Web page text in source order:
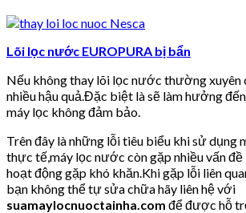
Lõi lọc nước EUROPURA bị bẩn
Nếu không thay lõi lọc nước thường xuyên
nhiều hậu quả.Đặc biệt là sẽ làm hưởng
máy lọc không đảm bảo.
Trên đây là những lỗi tiêu biểu khi sử dụng
thực tế,máy lọc nước còn gặp nhiều vấn đề
hoạt động gặp khó khăn.Khi gặp lỗi liên
bạn không thể tự sửa chữa hãy liên hệ với
suamaylocnuoctainha.com để được hỗ